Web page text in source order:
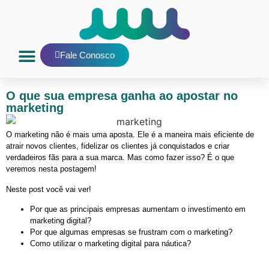
Fale Conosco
O que sua empresa ganha ao apostar no
marketing
O marketing não é mais uma aposta. Ele é a maneira mais eficiente de
atrair novos clientes, fidelizar os clientes já conquistados e criar
verdadeiros fãs para a sua marca. Mas como fazer isso? É o que
veremos nesta postagem!
Neste post você vai ver!
Por que as principais empresas aumentam o investimento em
marketing digital?
Por que algumas empresas se frustram com o marketing?
Como utilizar o marketing digital para náutica?